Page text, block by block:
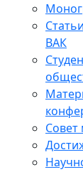
ВАК
Совет